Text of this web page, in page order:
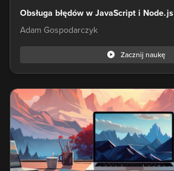
Obsługa błędów w JavaScript i Node.js
Adam Gospodarczyk
Zacznij naukę